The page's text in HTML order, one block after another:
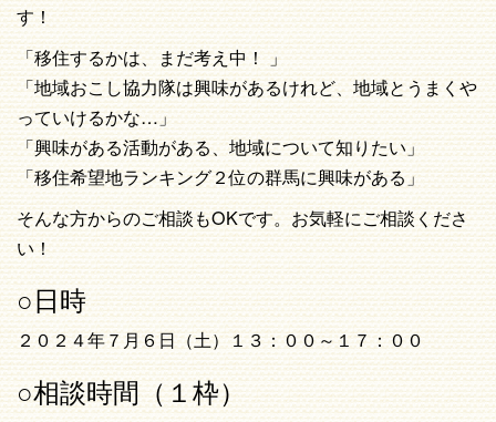
す！
「移住するかは、まだ考え中！ 」
「地域おこし協力隊は興味があるけれど、地域とうまくや
っていけるかな…」
「興味がある活動がある、地域について知りたい」
「移住希望地ランキング２位の群馬に興味がある」
そんな方からのご相談もOKです。お気軽にご相談くださ
い！
○日時
２０２４年７月６日（土）１３：００～１７：００
○相談時間（１枠）